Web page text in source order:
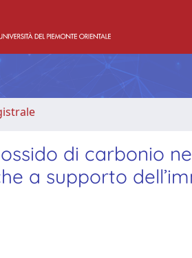
di carbonio
a supporto